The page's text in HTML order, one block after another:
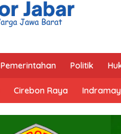
Pemerintahan Politik
Cirebon Raya